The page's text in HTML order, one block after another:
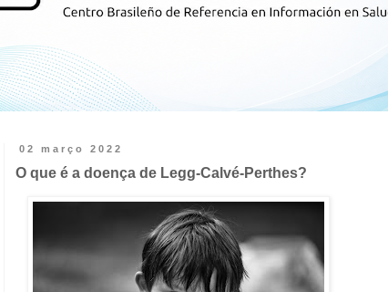
02 março 2022
O que é a doença de Legg-Calvé-Perthes?